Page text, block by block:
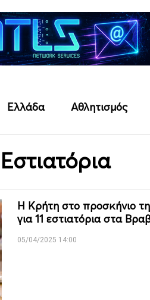
Ελλάδα Αθλητισμός
Εστιατόρια
Η Κρήτη στο προσκήνιο
για 11 εστιατόρια στα
05/04/2025 14:00